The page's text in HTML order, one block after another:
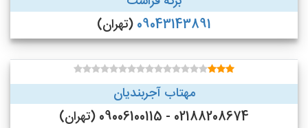
09043143891 (تهران)
مهتاب آجربندیان
02188208674 - 09006100115 (تهران)